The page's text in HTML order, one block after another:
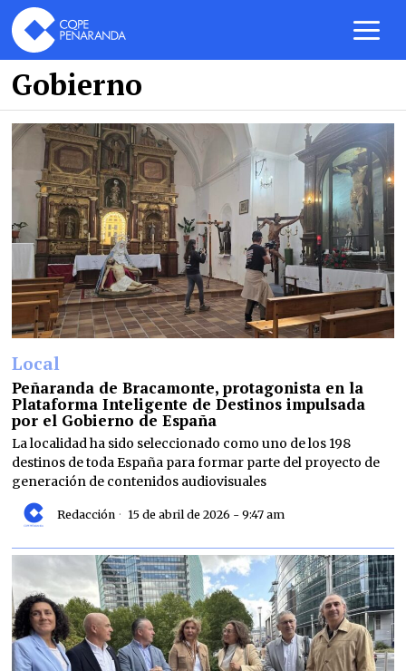
Gobierno
Local
Peñaranda de Bracamonte, protagonista en la
Plataforma Inteligente de Destinos impulsada
por el Gobierno de España
La localidad ha sido seleccionado como uno de los 198
destinos de toda España para formar parte del proyecto de
generación de contenidos audiovisuales
Redacción 15 de abril de 2026 - 9:47 am